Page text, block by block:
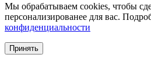
Мы обрабатываем cookies, чтобы
персонализированее для вас.
конфиденциальности
Принять